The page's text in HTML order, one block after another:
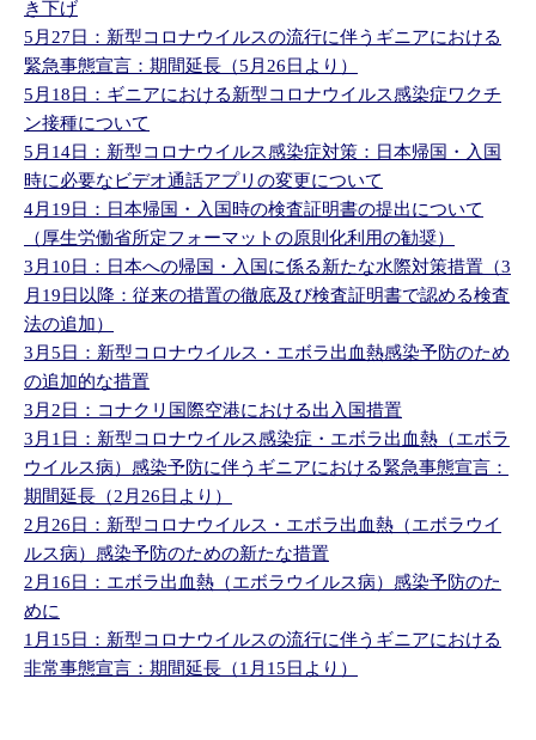
き下げ
5月27日：新型コロナウイルスの流行に伴うギニアにおける
緊急事態宣言：期間延長（5月26日より）
5月18日：ギニアにおける新型コロナウイルス感染症ワクチ
ン接種について
5月14日：新型コロナウイルス感染症対策：日本帰国・入国
時に必要なビデオ通話アプリの変更について
4月19日：日本帰国・入国時の検査証明書の提出について
（厚生労働省所定フォーマットの原則化利用の勧奨）
3月10日：日本への帰国・入国に係る新たな水際対策措置（3
月19日以降：従来の措置の徹底及び検査証明書で認める検査
法の追加）
3月5日：新型コロナウイルス・エボラ出血熱感染予防のため
の追加的な措置
3月2日：コナクリ国際空港における出入国措置
3月1日：新型コロナウイルス感染症・エボラ出血熱（エボラ
ウイルス病）感染予防に伴うギニアにおける緊急事態宣言：
期間延長（2月26日より）
2月26日：新型コロナウイルス・エボラ出血熱（エボラウイ
ルス病）感染予防のための新たな措置
2月16日：エボラ出血熱（エボラウイルス病）感染予防のた
めに
1月15日：新型コロナウイルスの流行に伴うギニアにおける
非常事態宣言：期間延長（1月15日より）